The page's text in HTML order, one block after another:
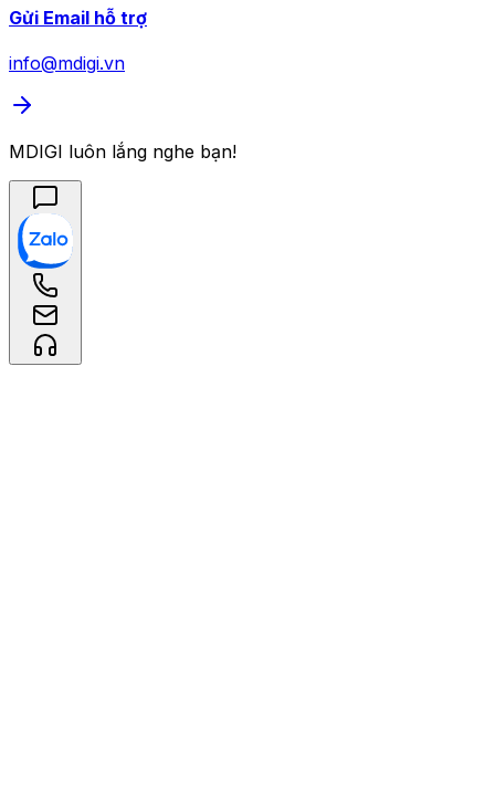
Gửi Email hỗ trợ
info@mdigi.vn
MDIGI luôn lắng nghe bạn!